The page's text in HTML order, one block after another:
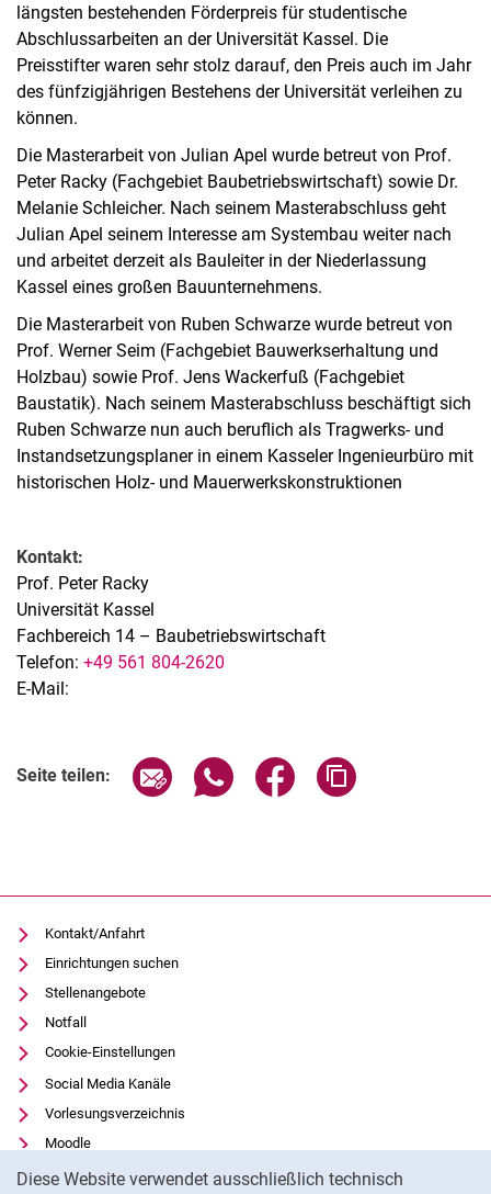
Diese Website verwendet ausschließlich technisch
längsten bestehenden Förderpreis für studentische
Abschlussarbeiten an der Universität Kassel. Die
Preisstifter waren sehr stolz darauf, den Preis auch im Jahr
des fünfzigjährigen Bestehens der Universität verleihen zu
können.
Die Masterarbeit von Julian Apel wurde betreut von Prof.
Peter Racky (Fachgebiet Baubetriebswirtschaft) sowie Dr.
Melanie Schleicher. Nach seinem Masterabschluss geht
Julian Apel seinem Interesse am Systembau weiter nach
und arbeitet derzeit als Bauleiter in der Niederlassung
Kassel eines großen Bauunternehmens.
Die Masterarbeit von Ruben Schwarze wurde betreut von
Prof. Werner Seim (Fachgebiet Bauwerkserhaltung und
Holzbau) sowie Prof. Jens Wackerfuß (Fachgebiet
Baustatik). Nach seinem Masterabschluss beschäftigt sich
Ruben Schwarze nun auch beruflich als Tragwerks- und
Instandsetzungsplaner in einem Kasseler Ingenieurbüro mit
historischen Holz- und Mauerwerkskonstruktionen
Kontakt:
Prof. Peter Racky
Universität Kassel
Fachbereich 14 – Baubetriebswirtschaft
Telefon: +49 561 804-2620
E-Mail:
Seite teilen: Seite über E-Mail teilen
Seite über WhatsApp teilen
Seite über Facebook
Kontakt/Anfahrt
Einrichtungen suchen
Stellenangebote
Notfall
Cookie-Einstellungen
Social Media Kanäle
Vorlesungsverzeichnis
Moodle
Panopto